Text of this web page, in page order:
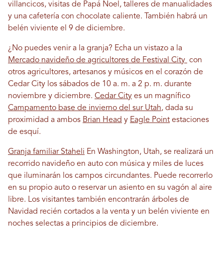
villancicos, visitas de Papá Noel, talleres de manualidades
y una cafetería con chocolate caliente. También habrá un
belén viviente el 9 de diciembre.
¿No puedes venir a la granja? Echa un vistazo a la
Mercado navideño de agricultores de Festival City con
otros agricultores, artesanos y músicos en el corazón de
Cedar City los sábados de 10 a. m. a 2 p. m. durante
noviembre y diciembre. Cedar City es un magnífico
Campamento base de invierno del sur Utah, dada su
proximidad a ambos Brian Head y Eagle Point estaciones
de esquí.
Granja familiar Staheli En Washington, Utah, se realizará un
recorrido navideño en auto con música y miles de luces
que iluminarán los campos circundantes. Puede recorrerlo
en su propio auto o reservar un asiento en su vagón al aire
libre. Los visitantes también encontrarán árboles de
Navidad recién cortados a la venta y un belén viviente en
noches selectas a principios de diciembre.